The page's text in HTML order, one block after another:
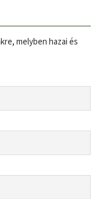
melyben hazai és